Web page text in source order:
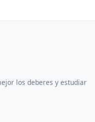
los deberes y estudiar